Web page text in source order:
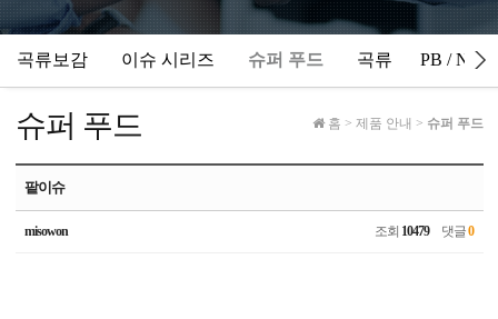
곡류보감 이슈 시리즈 슈퍼 푸드 곡류 PB / NPB
슈퍼 푸드 홈 > 제품 안내 > 슈퍼 푸드
팥이슈
misowon 조회 10479댓글0